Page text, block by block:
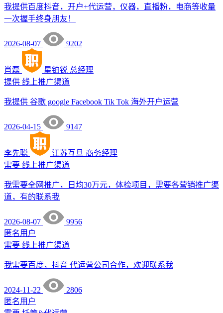
我提供百度抖音，开户+代运营，仪器，直播粉，电商等收量
一次握手终身朋友！
2026-08-07 9202
肖磊 星铂锐 总经理
提供 线上推广渠道
我提供 谷歌 google Facebook Tik Tok 海外开户运营
2026-04-15 9147
李先聪 江苏互旦 商务经理
需要 线上推广渠道
我需要全网推广，日均30万元，体检项目，需要各营销推广渠
道，有的联系我
2026-08-07
9956
匿名用户
需要 线上推广渠道
我需要百度，抖音 代运营公司合作，欢迎联系我
2024-11-22
2806
匿名用户